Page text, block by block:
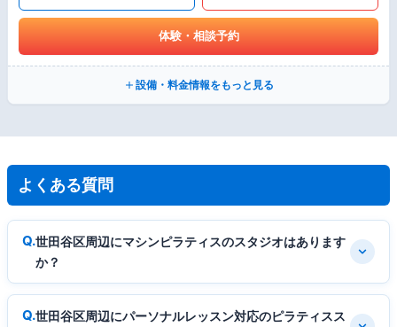
体験・相談予約
設備・料金情報をもっと見る
よくある質問
世田谷区周辺にマシンピラティスのスタジオはあります
か？
世田谷区周辺にパーソナルレッスン対応のピラティスス